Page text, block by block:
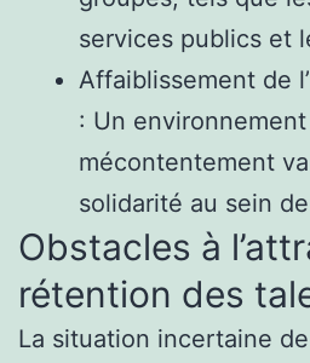
services publics et
Affaiblissement de
: Un
mécontentement
solidarité au sein
Obstacles à
rétention des
La situation incertaine